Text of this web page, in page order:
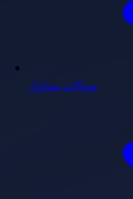
سوالات متداول